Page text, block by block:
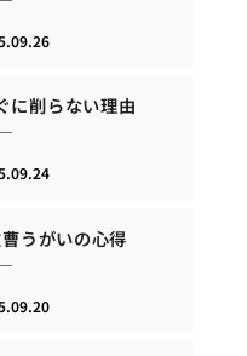
に削らない理由
うがいの心得